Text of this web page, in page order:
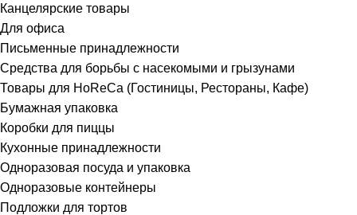
Канцелярские товары
Для офиса
Письменные принадлежности
Средства для борьбы с насекомыми и грызунами
Товары для HoReCa (Гостиницы, Рестораны, Кафе)
Бумажная упаковка
Коробки для пиццы
Кухонные принадлежности
Одноразовая посуда и упаковка
Одноразовые контейнеры
Подложки для тортов